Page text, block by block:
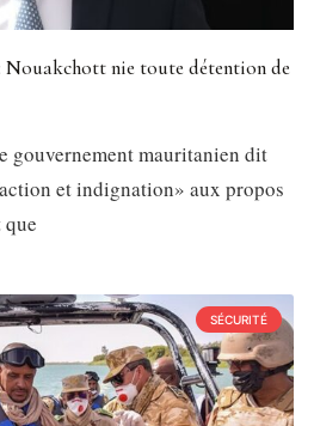
Nouakchott nie toute détention de
gouvernement mauritanien dit
et indignation» aux propos
SÉCURITÉ